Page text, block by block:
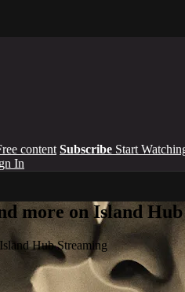
content Subscribe Start
In
more on Island
Hub Streaming